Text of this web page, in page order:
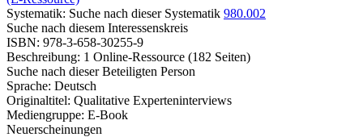
Systematik: Suche nach dieser Systematik 980.002
Suche nach diesem Interessenskreis
ISBN: 978-3-658-30255-9
Beschreibung: 1 Online-Ressource (182 Seiten)
Suche nach dieser Beteiligten Person
Sprache: Deutsch
Originaltitel: Qualitative Experteninterviews
Mediengruppe: E-Book
Neuerscheinungen